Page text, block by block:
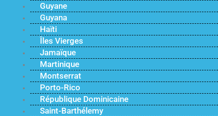
Guyane
Guyana
Haïti
Îles Vierges
Jamaïque
Martinique
Montserrat
Porto-Rico
République Dominicaine
Saint-Barthélemy